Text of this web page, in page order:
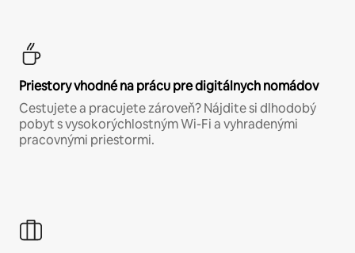
Priestory vhodné na prácu pre digitálnych nomádov
Cestujete a pracujete zároveň? Nájdite si dlhodobý
pobyt s vysokorýchlostným Wi-Fi a vyhradenými
pracovnými priestormi.